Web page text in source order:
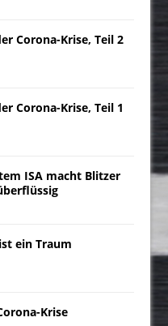
Corona-Krise, Teil 2
Corona-Krise, Teil 1
ISA macht Blitzer
ein Traum
Krise